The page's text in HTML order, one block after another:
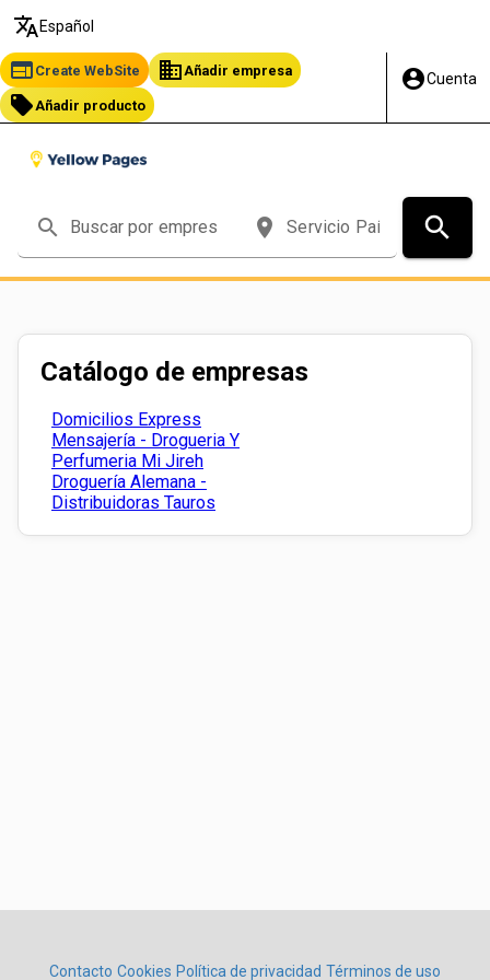
translate Español
web Create WebSite business Añadir empresa
local_offer Añadir producto
account_circleCuenta
search place search
Catálogo de empresas
Domicilios Express
Mensajería - Drogueria Y
Perfumeria Mi Jireh
Droguería Alemana -
Distribuidoras Tauros
Contacto Cookies Política de privacidad Términos de uso